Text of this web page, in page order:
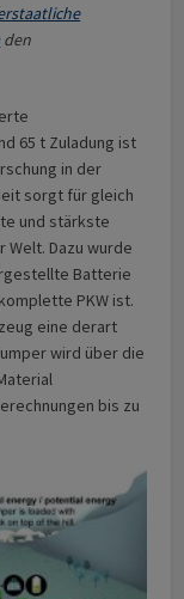
den
65 t Zuladung ist
in der
sorgt für gleich
und stärkste
Dazu wurde
Batterie
PKW ist.
eine derart
wird über die
bis zu